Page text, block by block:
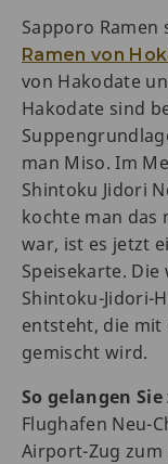
Sapporo Ramen
Ramen von
von Hakodate
Hakodate sind
man Miso. Im
Shintoku Jidori
kochte man das
war, ist es jetzt
Speisekarte.
Shintoku-Jidori-
entsteht, die mit
gemischt wird.
So gelangen
Flughafen Neu-
Airport-Zug zum